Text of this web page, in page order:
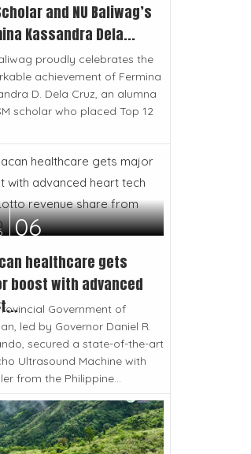
and NU Baliwag’s
Kassandra Dela...
proudly celebrates the
achievement of Fermina
D. Dela Cruz, an alumna
scholar who placed Top 12
06
healthcare gets
boost with advanced
Government of
led by Governor Daniel R.
secured a state-of-the-art
Ultrasound Machine with
from the Philippine...